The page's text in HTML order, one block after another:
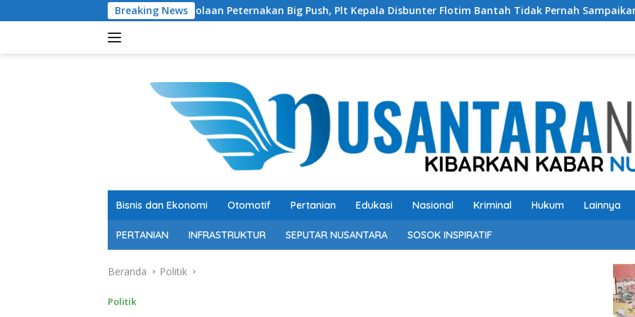
ke
Breaking News
Polemik Pengelolaan Peternakan Big Push, Plt Kepala Disbunter Flotim Bantah Tidak Pernah Sampaikan ke DPRD soal
Bisnis dan Ekonomi Otomotif Pertanian Edukasi Nasional Kriminal Hukum Lainnya
PERTANIAN INFRASTRUKTUR SEPUTAR NUSANTARA SOSOK INSPIRATIF
Beranda Politik
Politik